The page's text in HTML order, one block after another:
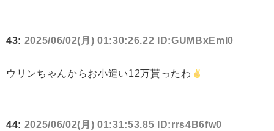
43: 2025/06/02(月) 01:30:26.22 ID:GUMBxEml0
ウリンちゃんからお小遣い12万貰ったわ
44: 2025/06/02(月) 01:31:53.85 ID:rrs4B6fw0